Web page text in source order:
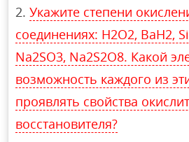
Укажите степени
соединениях: H2O2, BaH2,
Na2SO3, Na2S2O8. Какой
возможность каждого из
проявлять свойства
восстановителя?